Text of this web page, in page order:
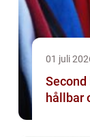
01 juli
Second
hållbar